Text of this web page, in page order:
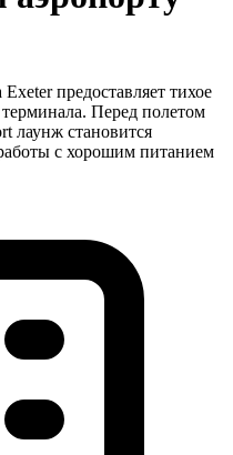
предоставляет тихое
Перед полетом
лаунж становится
с хорошим питанием